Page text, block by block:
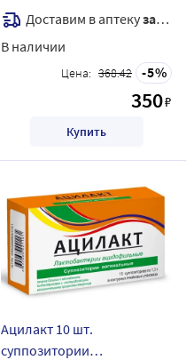
Доставим в аптекузавтра
В наличии
Цена: 368.42 5
350₽
Купить
Ацилакт 10 шт.
суппозитории